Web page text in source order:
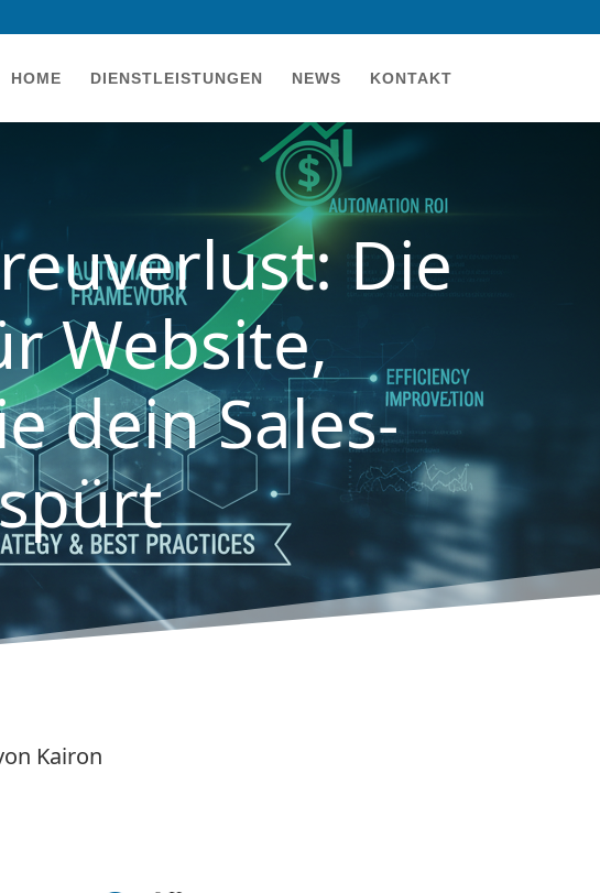
HOME DIENSTLEISTUNGEN NEWS KONTAKT
Die
Website,
dein Sales-
Kairon